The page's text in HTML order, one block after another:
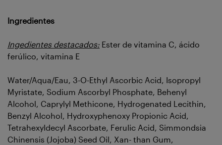
Ingredientes
Ingedientes destacados: Ester de vitamina C, ácido
ferúlico, vitamina E
Water/Aqua/Eau, 3-O-Ethyl Ascorbic Acid, Isopropyl
Myristate, Sodium Ascorbyl Phosphate, Behenyl
Alcohol, Caprylyl Methicone, Hydrogenated Lecithin,
Benzyl Alcohol, Hydroxyphenoxy Propionic Acid,
Tetrahexyldecyl Ascorbate, Ferulic Acid, Simmondsia
Chinensis (Jojoba) Seed Oil, Xan- than Gum,